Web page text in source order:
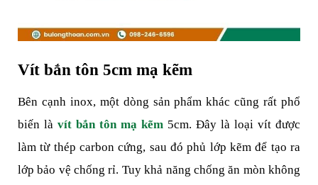
Vít bắn tôn 5cm mạ kẽm
Bên cạnh inox, một dòng sản phẩm khác cũng rất phổ
biến là vít bắn tôn mạ kẽm 5cm. Đây là loại vít được
làm từ thép carbon cứng, sau đó phủ lớp kẽm để tạo ra
lớp bảo vệ chống rỉ. Tuy khả năng chống ăn mòn không